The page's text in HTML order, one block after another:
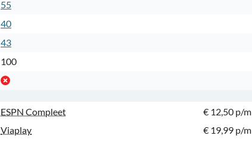
55
40
43
100
ESPN Compleet
€ 12,50 p/m
Viaplay
€ 19,99 p/m